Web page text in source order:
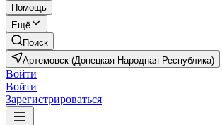
Помощь
Ещё
Поиск
Артемовск (Донецкая Народная Республика)
Войти
Войти
Зарегистрироваться